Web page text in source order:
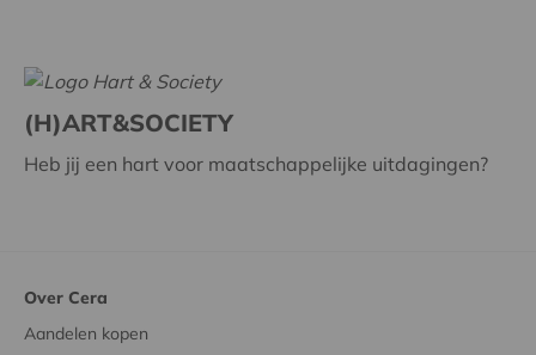
(H)ART&SOCIETY
Heb jij een hart voor maatschappelijke uitdagingen?
Over Cera
Aandelen kopen